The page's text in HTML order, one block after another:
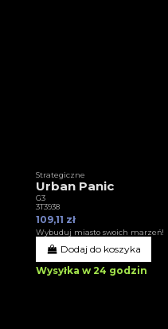
Strategiczne
Urban Panic
G3
3T3938
109,11 zł
Wybuduj miasto swoich marzeń!
Dodaj do koszyka
Wysyłka w 24 godzin